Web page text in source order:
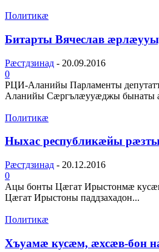
Политикæ
Битарты Вячеслав
Рæстдзинад - 20.09.2016
0
РЦИ-Аланийы Парламенты
Аланийы Сæргълæууæджы
Политикæ
Ныхас республикæйы
Рæстдзинад - 20.12.2016
0
Ацы бонты Цæгат Ирыстонмæ
Цæгат Ирыстоны паддзахадон...
Политикæ
Хъуамæ кусæм, æхсæв-бон